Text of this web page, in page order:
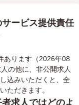
ービス提供責任
あります（2026年08
の他に、非公開求人
込みいただくと、全
ただきます。
求人ではどのよ